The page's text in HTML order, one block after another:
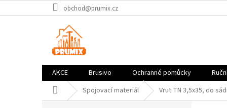
na
obchod@prumix.cz
AKCE Brusivo Ochranné pomůcky
Domů Spojovací materiál Vrut TN 3,5x35, do